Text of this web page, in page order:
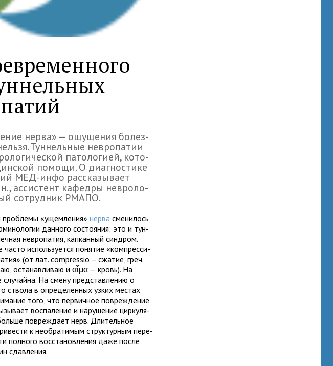
нерва» — ощу­ще­ния болез­
Туннельные нев­ро­па­тии
пато­ло­гией, кото­
помощи. О диа­гно­стике
МЕД-инфо рас­ска­зы­вает
н., асси­стент кафедры нев­ро­ло­
сотрудник РМАПО.
про­блемы «ущем­ле­ния»нерва сме­ни­лось
дан­ного состо­я­ния: это и тун­
нев­ро­па­тия, кап­кан­ный син­дром.
исполь­зу­ется поня­тие «ком­прес­си­
(от лат. compressio – сжа­тие, греч.
оста­нав­ли­ваю и αἷμα — кровь). На
На смену пред­став­ле­нию о
ствола в опре­де­лен­ных узких местах
того, что пер­вич­ное повре­жде­ние
вос­па­ле­ние и нару­ше­ние цир­ку­ля­
повре­ждает нерв. Длительное
к необ­ра­ти­мым струк­тур­ным пере­
пол­ного вос­ста­нов­ле­ния даже после
сдав­ле­ния.